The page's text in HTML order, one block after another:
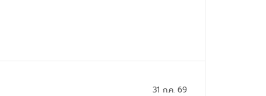
31 ก.ค. 69